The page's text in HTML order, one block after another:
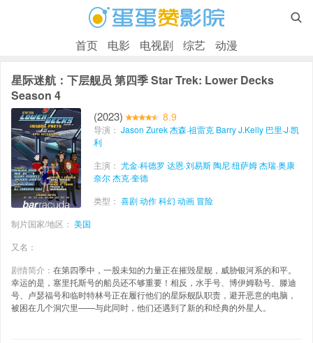

首页 电影 电视剧 综艺 动漫
星际迷航：下层舰员 第四季 Star Trek: Lower Decks
Season 4
(2023) 8.9
导演： Jason Zurek 杰森·祖雷克 Barry J.Kelly 巴里·J·凯
利
主演： 尤金·科德罗 达恩·刘易斯陶尼·纽萨姆杰瑞·奥康
奈尔杰克·奎德
类型： 喜剧动作科幻 动画 冒险
制片国家/地区： 美国
又名：
剧情简介： 在第四季中，一股未知的力量正在摧毁星舰，威胁银河系的和平。
幸运的是，塞里托斯号的船员还不够重要！相反，水手号、博伊姆勒号、滕迪
号、卢瑟福号和临时特林号正在履行他们的星际舰队职责，避开恶意的电脑，
被困在几个洞穴里——与此同时，他们还遇到了新的和经典的外星人。